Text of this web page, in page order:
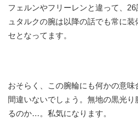
フェルンやフリーレンと違って、
ュタルクの腕は以降の話でも常に
セとなってます。
おそらく、この腕輪にも何かの意味
間違いないでしょう。無地の黒光
るのか…。私気になります。